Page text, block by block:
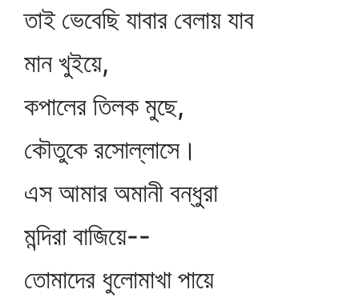
তাই ভেবেছি যাবার বেলায় যাব
মান খুইয়ে,
কপালের তিলক মুছে,
কৌতুকে রসোল্লাসে।
এস আমার অমানী বন্ধুরা
মন্দিরা বাজিয়ে--
তোমাদের ধুলোমাখা পায়ে